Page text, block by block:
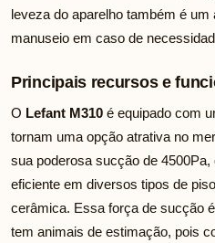
leveza do aparelho também é
manuseio em caso de
Principais recursos e
O Lefant M310 é equipado com
tornam uma opção atrativa no
sua poderosa sucção de
eficiente em diversos tipos de
cerâmica. Essa força de sucção
tem animais de estimação, pois